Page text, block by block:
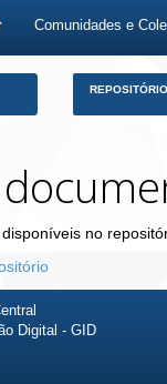
Comunidades e
no
Digital - GID